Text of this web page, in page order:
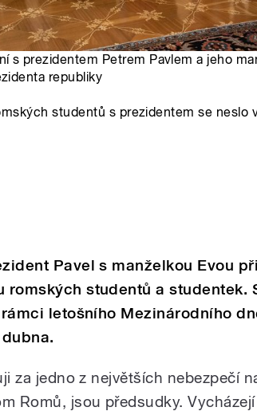
s prezidentem Petrem Pavlem a jeho
republiky
studentů s prezidentem se neslo
Pavel s manželkou Evou
romských studentů a studentek.
letošního Mezinárodního
za jedno z největších nebezpečí
Romů, jsou předsudky.